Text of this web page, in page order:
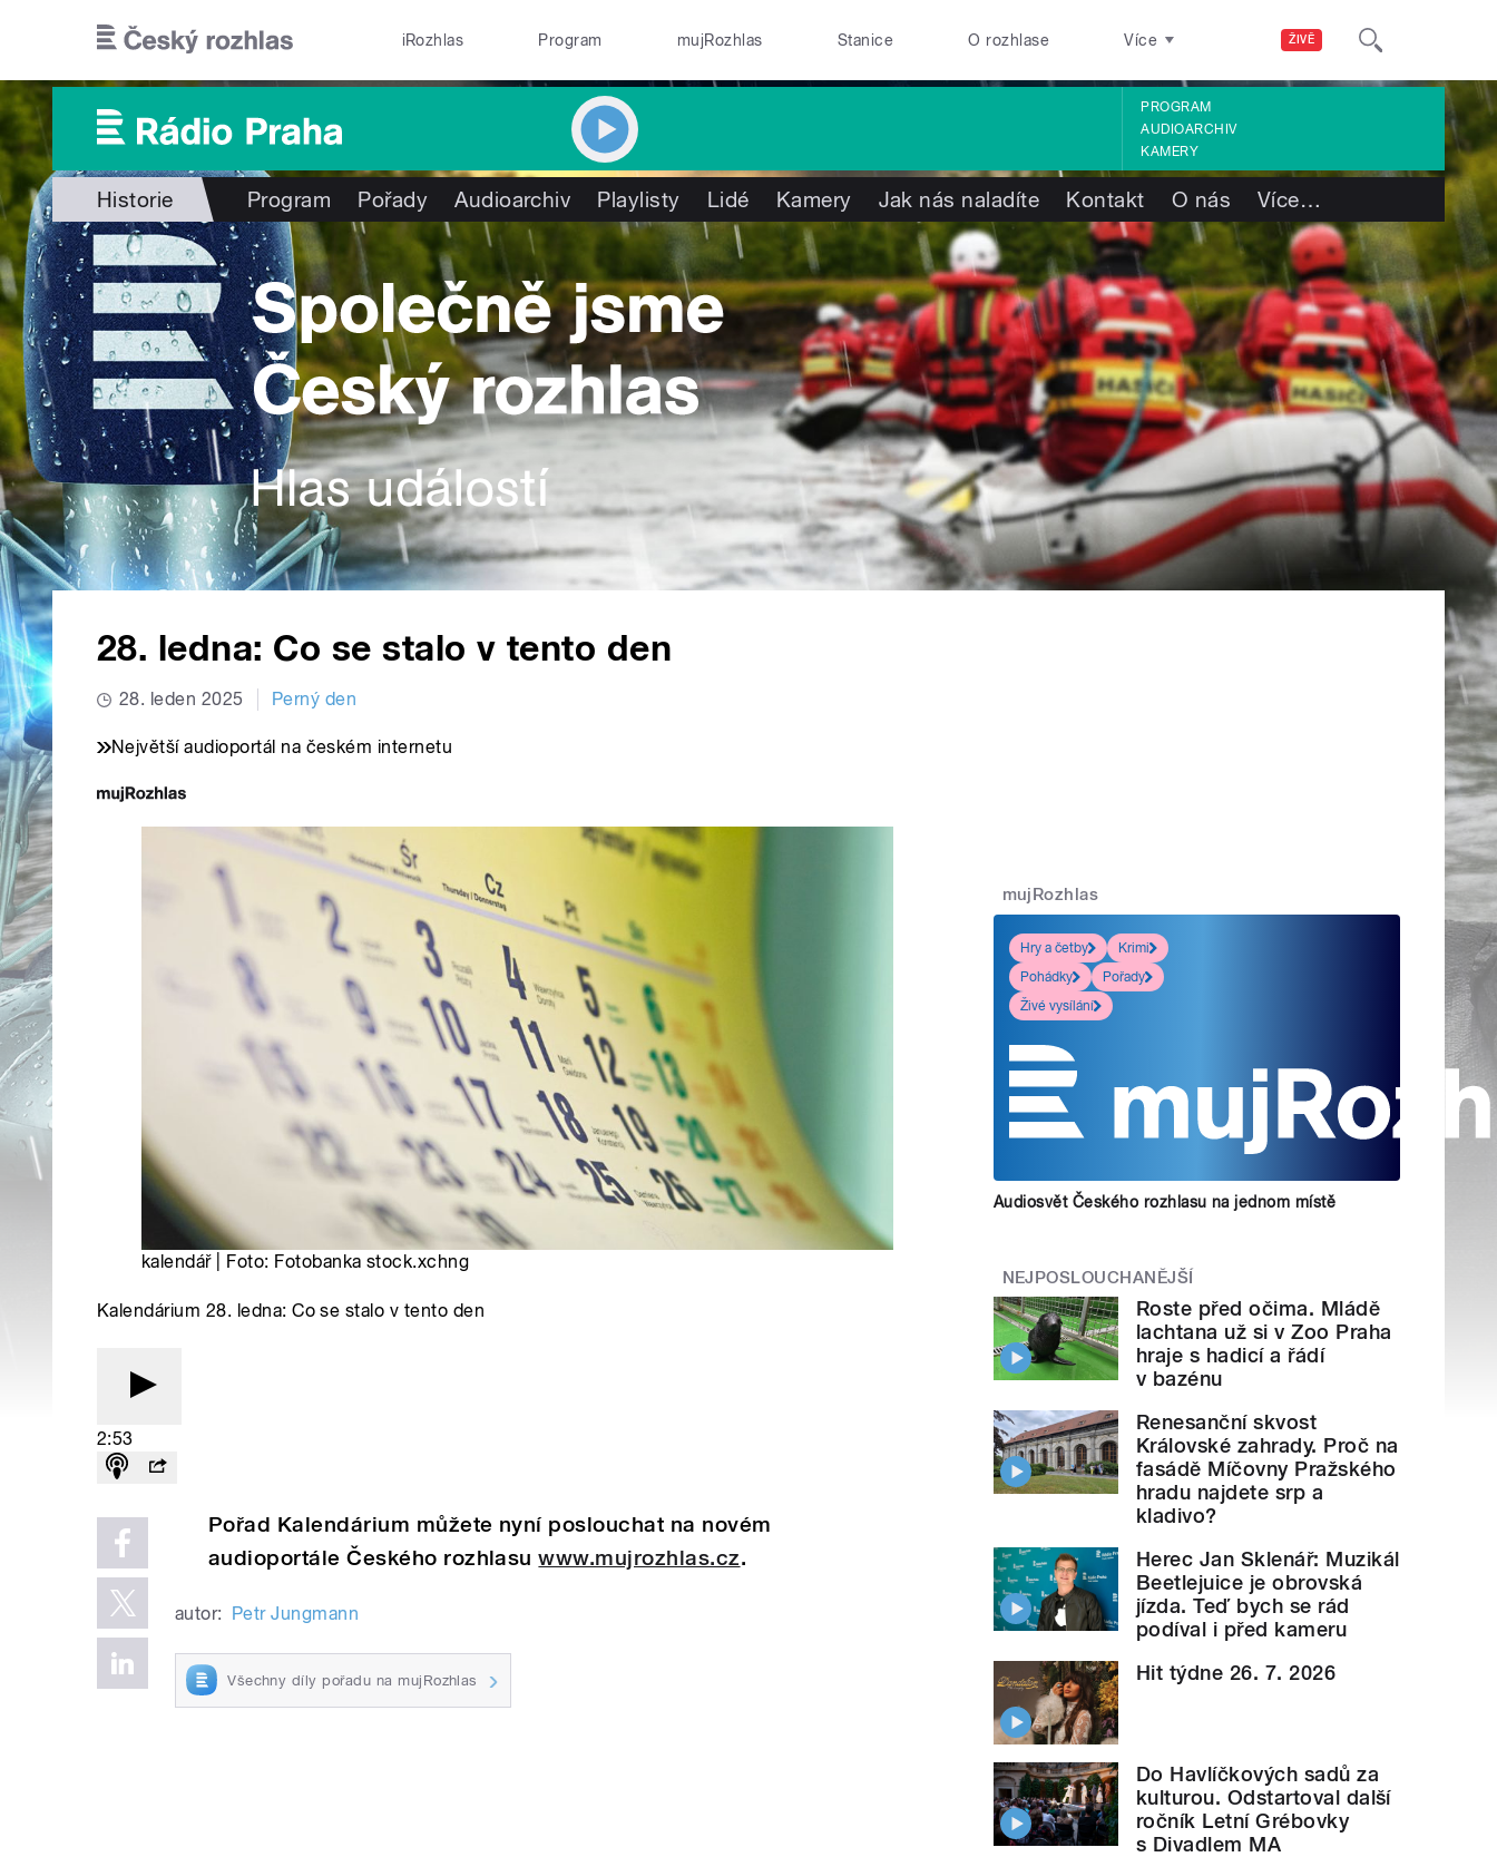
ŽIVĚ
iRozhlas Program mujRozhlas Stanice O rozhlase Více
PROGRAM
AUDIOARCHIV
KAMERY
Historie Program Pořady Audioarchiv Playlisty Lidé Kamery Jak nás naladíte Kontakt O nás Více…
28. ledna: Co se stalo v tento den
28. leden 2025 Perný den
Největší audioportál na českém internetu
kalendář | Foto: Fotobanka stock.xchng
Kalendárium 28. ledna: Co se stalo v tento den
2:53
Pořad Kalendárium můžete nyní poslouchat na novém
audioportále Českého rozhlasuwww.mujrozhlas.cz.
autor: Petr Jungmann
Všechny díly pořadu na mujRozhlas
mujRozhlas
Hry a četby
Krimi
Pohádky
Pořady
Živé vysílání
Audiosvět Českého rozhlasu na jednom místě
NEJPOSLOUCHANĚJŠÍ
Roste před očima. Mládě
lachtana už si v Zoo Praha
hraje s hadicí a řádí
v bazénu
Renesanční skvost
Královské zahrady. Proč na
fasádě Míčovny Pražského
hradu najdete srp a
kladivo?
Herec Jan Sklenář: Muzikál
Beetlejuice je obrovská
jízda. Teď bych se rád
podíval i před kameru
Hit týdne 26. 7. 2026
Do Havlíčkových sadů za
kulturou. Odstartoval další
ročník Letní Grébovky
s Divadlem MA